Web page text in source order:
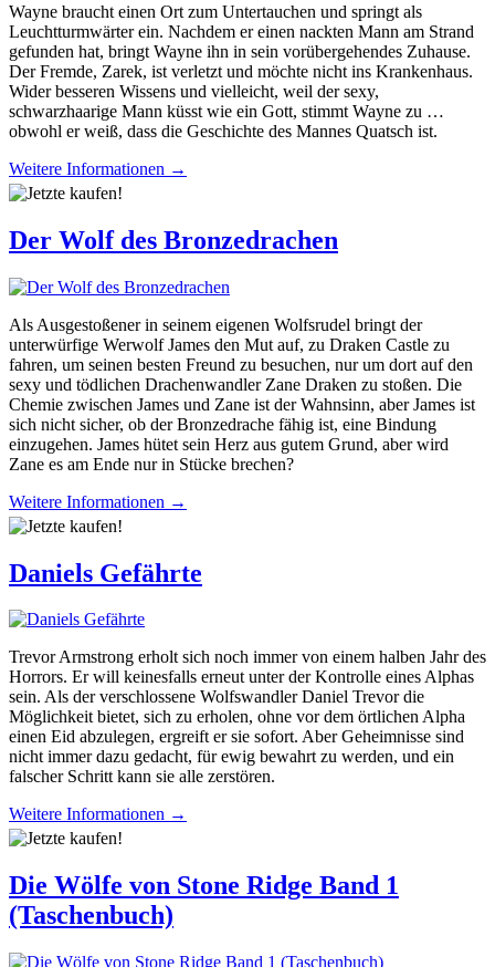
Wayne braucht einen Ort zum Untertauchen und springt als
Leuchtturmwärter ein. Nachdem er einen nackten Mann am Strand
gefunden hat, bringt Wayne ihn in sein vorübergehendes Zuhause.
Der Fremde, Zarek, ist verletzt und möchte nicht ins Krankenhaus.
Wider besseren Wissens und vielleicht, weil der sexy,
schwarzhaarige Mann küsst wie ein Gott, stimmt Wayne zu …
obwohl er weiß, dass die Geschichte des Mannes Quatsch ist.
Weitere Informationen →
Der Wolf des Bronzedrachen
Als Ausgestoßener in seinem eigenen Wolfsrudel bringt der
unterwürfige Werwolf James den Mut auf, zu Draken Castle zu
fahren, um seinen besten Freund zu besuchen, nur um dort auf den
sexy und tödlichen Drachenwandler Zane Draken zu stoßen. Die
Chemie zwischen James und Zane ist der Wahnsinn, aber James ist
sich nicht sicher, ob der Bronzedrache fähig ist, eine Bindung
einzugehen. James hütet sein Herz aus gutem Grund, aber wird
Zane es am Ende nur in Stücke brechen?
Weitere Informationen →
Daniels Gefährte
Trevor Armstrong erholt sich noch immer von einem halben Jahr des
Horrors. Er will keinesfalls erneut unter der Kontrolle eines Alphas
sein. Als der verschlossene Wolfswandler Daniel Trevor die
Möglichkeit bietet, sich zu erholen, ohne vor dem örtlichen Alpha
einen Eid abzulegen, ergreift er sie sofort. Aber Geheimnisse sind
nicht immer dazu gedacht, für ewig bewahrt zu werden, und ein
falscher Schritt kann sie alle zerstören.
Weitere Informationen →
Die Wölfe von Stone Ridge Band 1
(Taschenbuch)